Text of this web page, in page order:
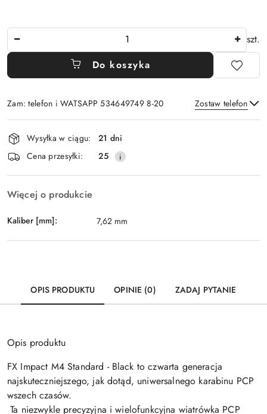
szt.
Do koszyka
Zam: telefon i WATSAPP 534649749 8-20 Zostaw telefon
Wyślij
Dostępność
i
dostawa
Wysyłka w ciągu:
21 dni
Cena przesyłki:
25
Więcej o produkcie
Kaliber [mm]: 7,62 mm
OPIS PRODUKTU OPINIE (0) ZADAJ PYTANIE
Opis produktu
FX Impact M4 Standard - Black to czwarta generacja
najskuteczniejszego, jak dotąd, uniwersalnego karabinu PCP
wszech czasów.
Ta niezwykle precyzyjna i wielofunkcyjna wiatrówka PCP